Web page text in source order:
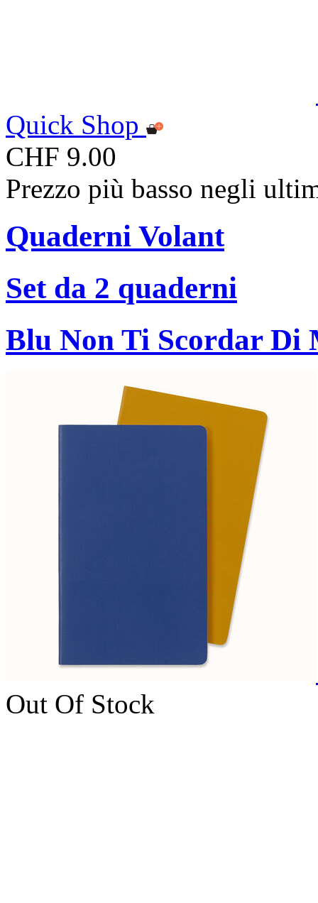
Quick Shop
CHF 9.00
Prezzo più basso negli
Quaderni Volant
Set da 2 quaderni
Blu Non Ti Scordar Di
Out Of Stock